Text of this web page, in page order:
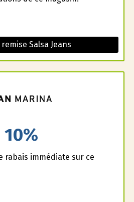
Salsa Jeans
10%
rabais immédiate sur ce